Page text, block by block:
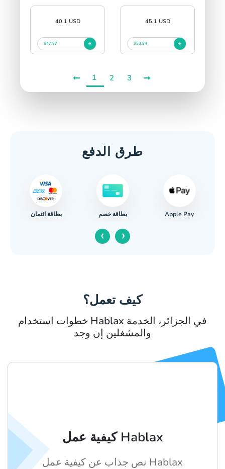
40.1 USD
$47.87
45.1 USD
$53.84
1 2 3
طرق الدفع
بطاقة ائتمان بطاقة خصم Apple Pay
‹ ›
كيف تعمل؟
خطوات استخدام Hablax في الجزائر، الخدمة
والمشغلين إن وجد
كيفية عمل Hablax
نص جذاب عن كيفية عمل Hablax